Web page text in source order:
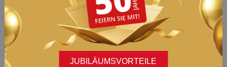
JUBILÄUMSVORTEILE